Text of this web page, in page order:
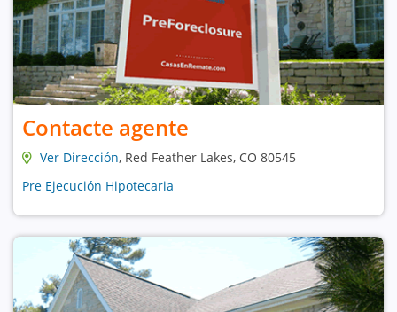
Contacte agente
Ver Dirección, Red Feather Lakes, CO 80545
Pre Ejecución Hipotecaria